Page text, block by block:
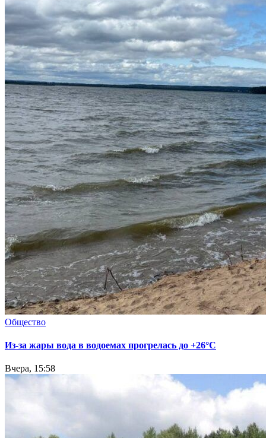
Общество
Из-за жары вода в водоемах прогрелась до +26°C
Вчера, 15:58